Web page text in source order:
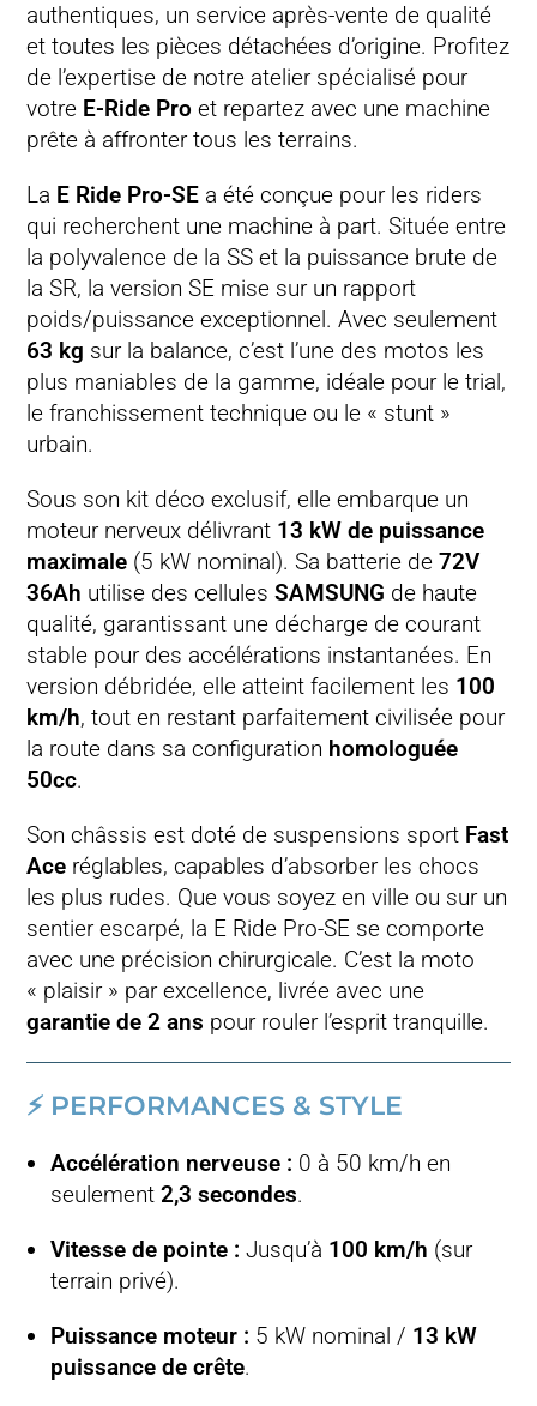
authentiques, un service après-vente de qualité
et toutes les pièces détachées d’origine. Profitez
de l’expertise de notre atelier spécialisé pour
votre E-Ride Pro et repartez avec une machine
prête à affronter tous les terrains.
La E Ride Pro-SE a été conçue pour les riders
qui recherchent une machine à part. Située entre
la polyvalence de la SS et la puissance brute de
la SR, la version SE mise sur un rapport
poids/puissance exceptionnel. Avec seulement
63 kg sur la balance, c’est l’une des motos les
plus maniables de la gamme, idéale pour le trial,
le franchissement technique ou le « stunt »
urbain.
Sous son kit déco exclusif, elle embarque un
moteur nerveux délivrant 13 kW de puissance
maximale (5 kW nominal). Sa batterie de72V
36Ah utilise des cellulesSAMSUNG de haute
qualité, garantissant une décharge de courant
stable pour des accélérations instantanées. En
version débridée, elle atteint facilement les 100
km/h, tout en restant parfaitement civilisée pour
la route dans sa configuration homologuée
50cc.
Son châssis est doté de suspensions sport Fast
Ace réglables, capables d’absorber les chocs
les plus rudes. Que vous soyez en ville ou sur un
sentier escarpé, la E Ride Pro-SE se comporte
avec une précision chirurgicale. C’est la moto
« plaisir » par excellence, livrée avec une
garantie de 2 ans pour rouler l’esprit tranquille.
⚡ PERFORMANCES & STYLE
Accélération nerveuse : 0 à 50 km/h en
seulement2,3 secondes.
Vitesse de pointe : Jusqu’à 100 km/h (sur
terrain privé).
Puissance moteur : 5 kW nominal / 13 kW
puissance de crête.